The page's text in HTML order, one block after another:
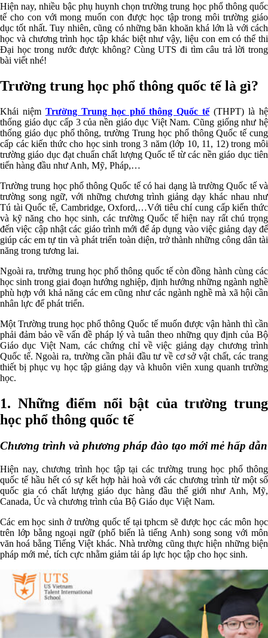
Hiện nay, nhiều bậc phụ huynh chọn trường trung học phổ thông quốc
tế cho con với mong muốn con được học tập trong môi trường giáo
dục tốt nhất. Tuy nhiên, cũng có những băn khoăn khá lớn là với cách
học và chương trình học tập khác biệt như vậy, liệu con em có thể thi
Đại học trong nước được không? Cùng UTS đi tìm câu trả lời trong
bài viết nhé!
Trường trung học phổ thông quốc tế là gì?
Khái niệm Trường Trung học phổ thông Quốc tế (THPT) là hệ
thống giáo dục cấp 3 của nền giáo dục Việt Nam. Cũng giống như hệ
thống giáo dục phổ thông, trường Trung học phổ thông Quốc tế cung
cấp các kiến thức cho học sinh trong 3 năm (lớp 10, 11, 12) trong môi
trường giáo dục đạt chuẩn chất lượng Quốc tế từ các nền giáo dục tiên
tiến hàng đầu như Anh, Mỹ, Pháp,…
Trường trung học phổ thông Quốc tế có hai dạng là trường Quốc tế và
trường song ngữ, với những chương trình giảng dạy khác nhau như
Tú tài Quốc tế, Cambridge, Oxford,…Với tiêu chí cung cấp kiến thức
và kỹ năng cho học sinh, các trường Quốc tế hiện nay rất chú trọng
đến việc cập nhật các giáo trình mới để áp dụng vào việc giảng dạy để
giúp các em tự tin và phát triển toàn diện, trở thành những công dân tài
năng trong tương lai.
Ngoài ra, trường trung học phổ thông quốc tế còn đồng hành cùng các
học sinh trong giai đoạn hướng nghiệp, định hướng những ngành nghề
phù hợp với khả năng các em cũng như các ngành nghề mà xã hội cần
nhân lực để phát triển.
Một Trường trung học phổ thông Quốc tế muốn được vận hành thì cần
phải đảm bảo về vấn đề pháp lý và tuân theo những quy định của Bộ
Giáo dục Việt Nam, các chứng chỉ về việc giảng dạy chương trình
Quốc tế. Ngoài ra, trường cần phải đầu tư về cơ sở vật chất, các trang
thiết bị phục vụ học tập giảng dạy và khuôn viên xung quanh trường
học.
1. Những điểm nổi bật của trường trung
học phổ thông quốc tế
Chương trình và phương pháp đào tạo mới mẻ hấp dẫn
Hiện nay, chương trình học tập tại các trường trung học phổ thông
quốc tế hầu hết có sự kết hợp hài hoà với các chương trình từ một số
quốc gia có chất lượng giáo dục hàng đầu thế giới như Anh, Mỹ,
Canada, Úc và chương trình của Bộ Giáo dục Việt Nam.
Các em học sinh ở trường quốc tế tại tphcm sẽ được học các môn học
trên lớp bằng ngoại ngữ (phổ biến là tiếng Anh) song song với môn
văn hoá bằng Tiếng Việt khác. Nhà trường cũng thực hiện những biện
pháp mới mẻ, tích cực nhằm giảm tải áp lực học tập cho học sinh.